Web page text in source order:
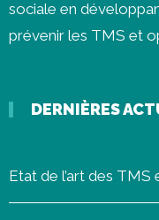
sociale en
prévenir les TMS et
DERNIÈRES
Etat de l’art des TMS